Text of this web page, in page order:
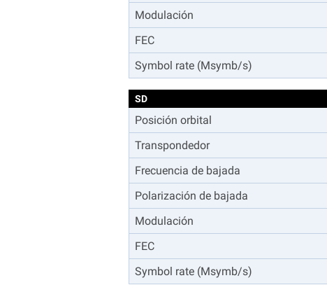
Modulación
FEC
Symbol rate (Msymb/s)
SD
Posición orbital
Transpondedor
Frecuencia de bajada
Polarización de bajada
Modulación
FEC
Symbol rate (Msymb/s)